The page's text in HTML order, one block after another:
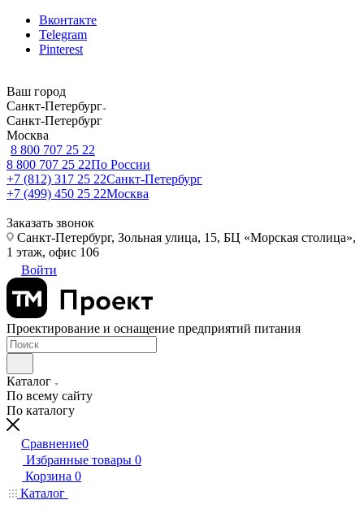
Вконтакте
Telegram
Pinterest
Ваш город
Санкт-Петербург
Санкт-Петербург
Москва
8 800 707 25 22
8 800 707 25 22По России
+7 (812) 317 25 22Санкт-Петербург
+7 (499) 450 25 22Москва
Заказать звонок
Санкт-Петербург, Зольная улица, 15, БЦ «Морская столица»,
1 этаж, офис 106
Войти
Проектирование и оснащение предприятий питания
Каталог
По всему сайту
По каталогу
Сравнение0
Избранные товары 0
Корзина 0
Каталог